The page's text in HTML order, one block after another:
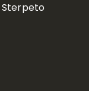
Sterpeto